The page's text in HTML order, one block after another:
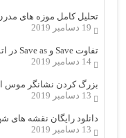
تحلیل کامل موزه های
19 دسامبر 2019
تفاوت Save و Save as در اتوکد-زمان autocad Save as
14 دسامبر 2019
بزرگ کردن نشانگر موس
13 دسامبر 2019
دانلود رایگان نقشه های
13 دسامبر 2019